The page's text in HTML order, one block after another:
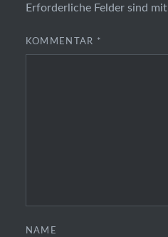
Erforderliche Felder sind mit
KOMMENTAR *
NAME